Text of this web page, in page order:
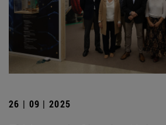
26 | 09 | 2025